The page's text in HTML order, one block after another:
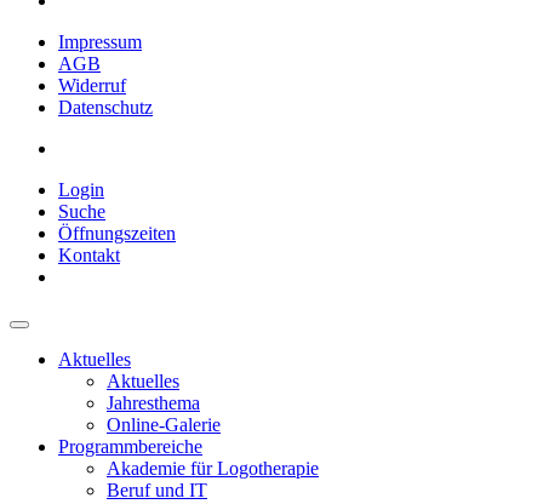
Impressum
AGB
Widerruf
Datenschutz
Login
Suche
Öffnungszeiten
Kontakt
Aktuelles
Aktuelles
Jahresthema
Online-Galerie
Programmbereiche
Akademie für Logotherapie
Beruf und IT